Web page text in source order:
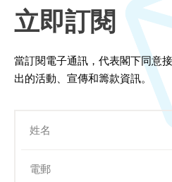
立即訂閱
當訂閱電子通訊，代表閣下同意
出的活動、宣傳和籌款資訊。